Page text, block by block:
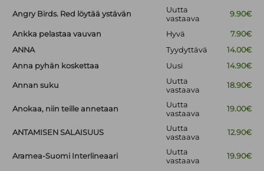
Angry Birds. Red löytää ystävän
Uutta
vastaava
9.90€
Ankka pelastaa vauvan Hyvä
7.90€
ANNA
Tyydyttävä
14.00€
Anna pyhän koskettaa
Uusi 14.90€
Annan suku
Uutta
vastaava
18.90€
Anokaa, niin teille annetaan
Uutta
vastaava
19.00€
ANTAMISEN SALAISUUS
Uutta
vastaava
12.90€
Aramea-Suomi Interlineaari
Uutta
vastaava
19.90€